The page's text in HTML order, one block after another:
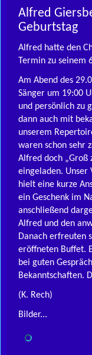
Alfred
Geburtstag
Alfred hatte den
Termin zu seinem
Am Abend des
Sänger um 19:00
und persönlich zu
dann auch mit
unserem
waren schon sehr
Alfred doch „Groß
eingeladen. Unser
hielt eine kurze
ein Geschenk im
anschließend
Alfred und den
Danach erfreuten
eröffneten Buffet.
bei guten
Bekanntschaften.
(K. Rech)
Bilder...